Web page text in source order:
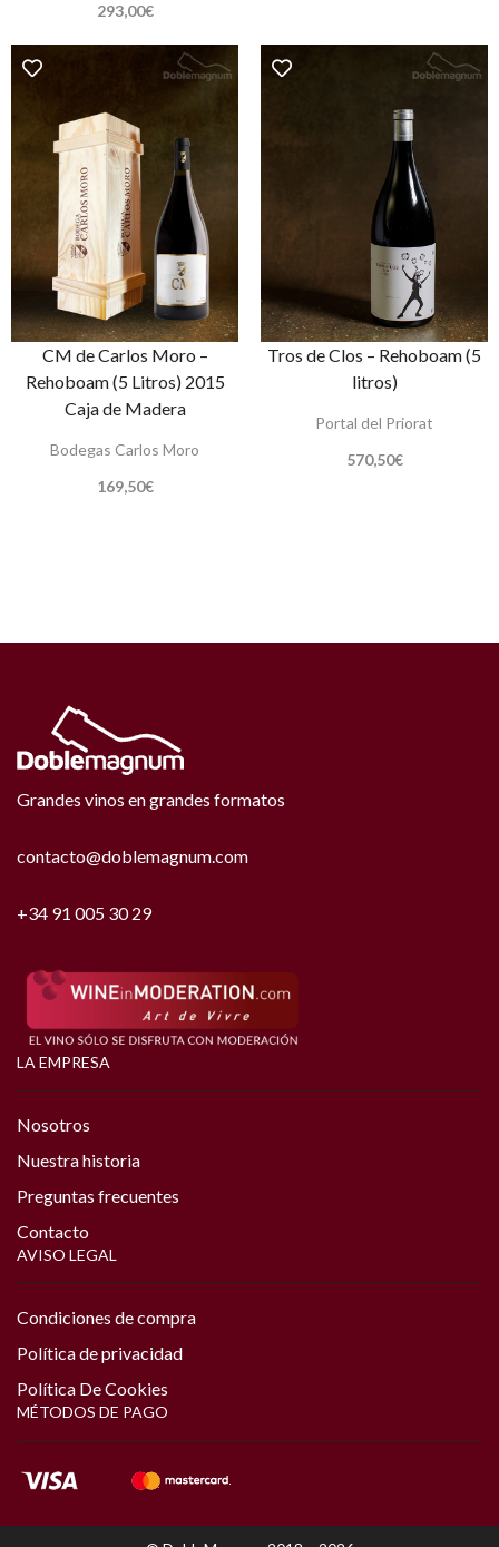
293,00€
CM de Carlos Moro –
Rehoboam (5 Litros) 2015
Caja de Madera
Bodegas Carlos Moro
169,50€
Tros de Clos – Rehoboam (5
litros)
Portal del Priorat
570,50€
Grandes vinos en grandes formatos
contacto@doblemagnum.com
+34 91 005 30 29
LA EMPRESA
Nosotros
Nuestra historia
Preguntas frecuentes
Contacto
AVISO LEGAL
Condiciones de compra
Política de privacidad
Política De Cookies
MÉTODOS DE PAGO